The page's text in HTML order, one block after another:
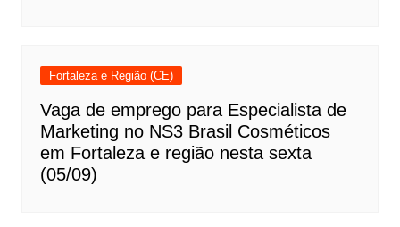
Fortaleza e Região (CE)
Vaga de emprego para Especialista de
Marketing no NS3 Brasil Cosméticos
em Fortaleza e região nesta sexta
(05/09)